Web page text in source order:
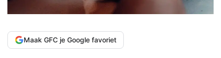
Maak GFC je Google favoriet